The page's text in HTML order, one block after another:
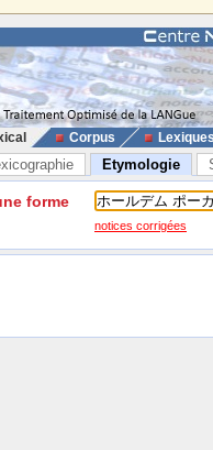
Corpus
Etymologie
forme
notices corrigées